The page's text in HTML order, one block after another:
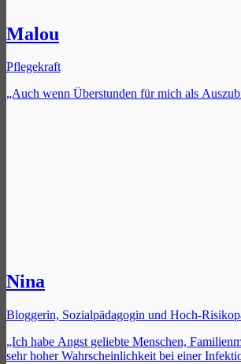
Malou
Pflegekraft
„Auch wenn Überstunden für mich als
Nina
Bloggerin, Sozialpädagogin und Hoch-
„Ich habe Angst geliebte Menschen,
sehr hoher Wahrscheinlichkeit bei einer